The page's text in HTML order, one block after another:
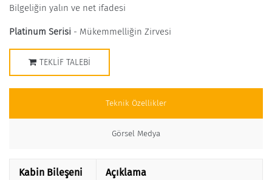
Bilgeliğin yalın ve net ifadesi
Platinum Serisi - Mükemmelliğin Zirvesi
TEKLIF TALEBI
Teknik Özellikler
Görsel Medya
Kabin Bileşeni Açıklama